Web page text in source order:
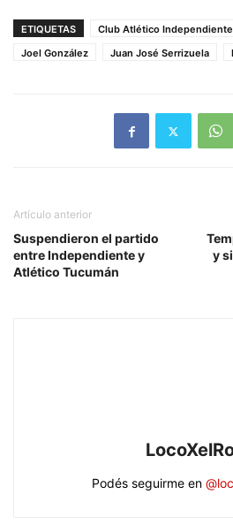
ETIQUETAS Club Atlético Independiente
Joel González
Juan José Serrizuela
Artículo anterior
Suspendieron el partido
entre Independiente y
Atlético Tucumán
y
Podés seguirme en